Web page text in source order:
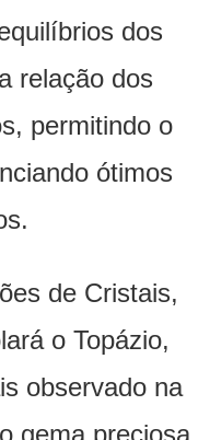
dos
relação dos
permitindo o
ótimos
de Cristais,
o Topázio,
observado na
gema preciosa